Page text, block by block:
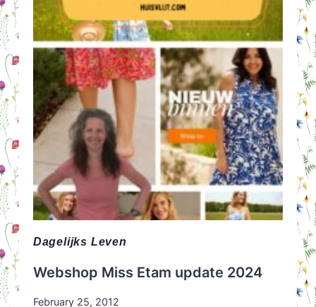
INVLOED
VAN
BOEKEN!
Dagelijks Leven
Webshop Miss Etam update 2024
February 25, 2012